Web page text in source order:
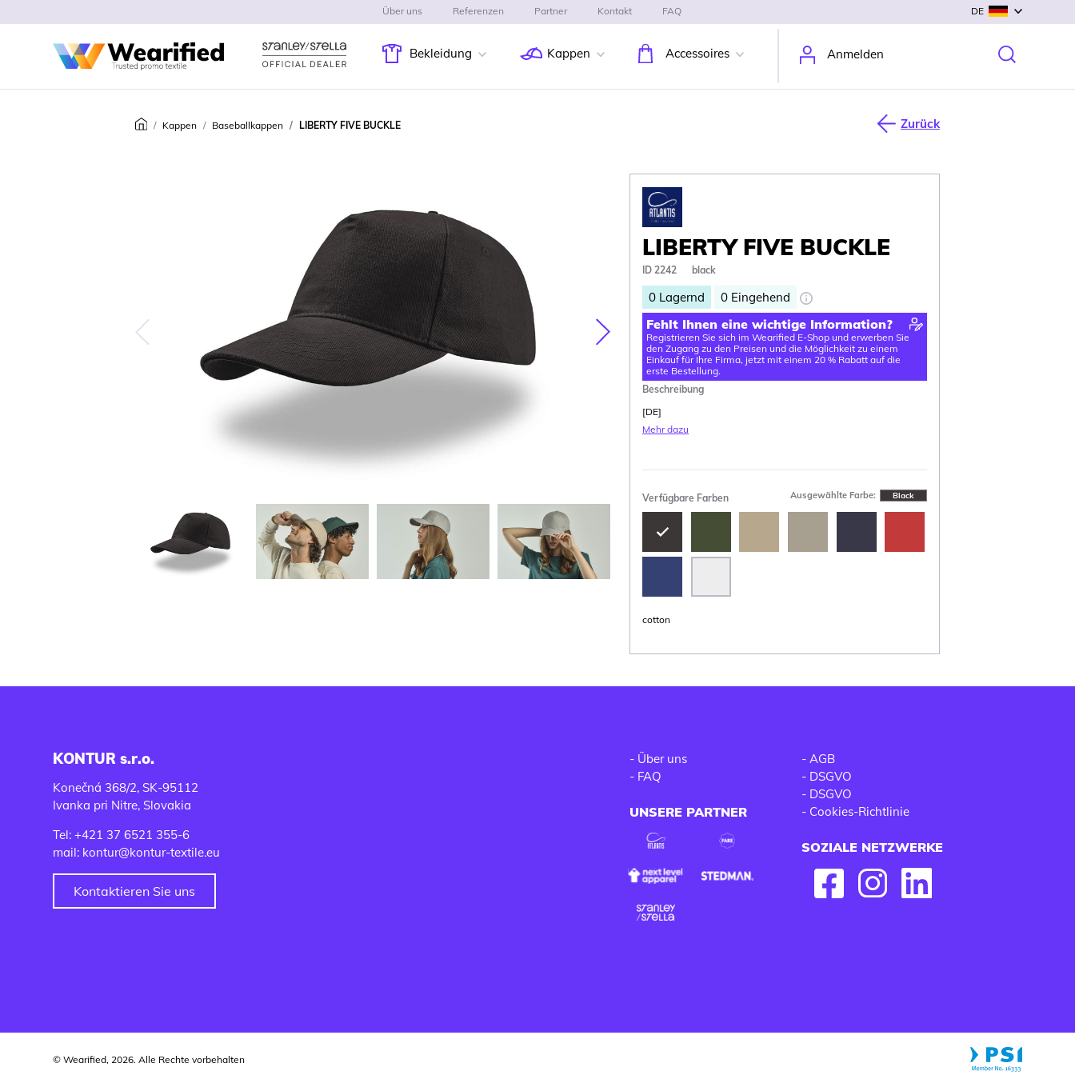
Bekleidung Kappen Accessoires Anmelden
Über uns Referenzen Partner Kontakt FAQ DE
Kappen Baseballkappen LIBERTY FIVE BUCKLE Zurück
Predchádzajúca
Nasledujúca
LIBERTY FIVE BUCKLE
ID 2242 black
0 Lagernd 0 Eingehend
Fehlt Ihnen eine wichtige Information?
Registrieren Sie sich im Wearified E-Shop und erwerben Sie
den Zugang zu den Preisen und die Möglichkeit zu einem
Einkauf für Ihre Firma, jetzt mit einem 20 % Rabatt auf die
erste Bestellung.
Beschreibung
[DE]
Mehr dazu
Verfügbare Farben Ausgewählte Farbe: Black
cotton
KONTUR s.r.o.
Konečná 368/2, SK-95112
Ivanka pri Nitre, Slovakia
Tel: +421 37 6521 355-6
mail: kontur@kontur-textile.eu
Kontaktieren Sie uns
- Über uns
- FAQ
UNSERE PARTNER
- AGB
- DSGVO
- DSGVO
- Cookies-Richtlinie
SOZIALE NETZWERKE
© Wearified, 2026. Alle Rechte vorbehalten